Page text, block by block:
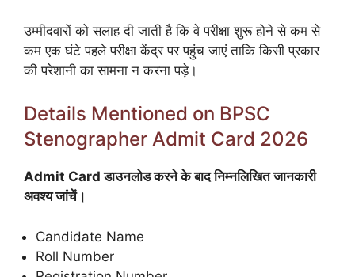
उम्मीदवारों को सलाह दी जाती है कि वे परीक्षा शुरू होने से कम से
कम एक घंटे पहले परीक्षा केंद्र पर पहुंच जाएं ताकि किसी प्रकार
की परेशानी का सामना न करना पड़े।
Details Mentioned on BPSC
Stenographer Admit Card 2026
Admit Card डाउनलोड करने के बाद निम्नलिखित जानकारी
अवश्य जांचें।
Candidate Name
Roll Number